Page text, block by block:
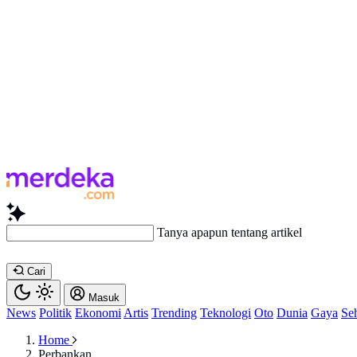
Tanya
Cari
Masuk
News Politik Ekonomi Artis Trending Teknologi Oto Dunia Gaya
Home
Perbankan